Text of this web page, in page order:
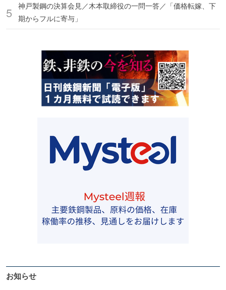
神戸製鋼の決算会見／木本取締役の一問一答／「価格転嫁、下
期からフルに寄与」
お知らせ